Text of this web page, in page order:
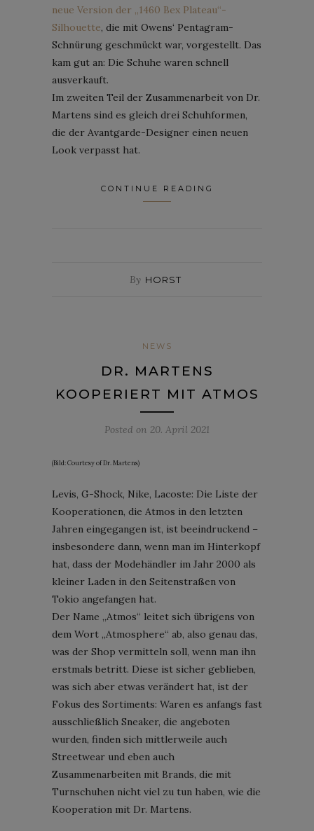
neue Version der „1460 Bex Plateau“-
Silhouette, die mit Owens‘ Pentagram-
Schnürung geschmückt war, vorgestellt. Das
kam gut an: Die Schuhe waren schnell
ausverkauft.
Im zweiten Teil der Zusammenarbeit von Dr.
Martens sind es gleich drei Schuhformen,
die der Avantgarde-Designer einen neuen
Look verpasst hat.
CONTINUE READING
By HORST
NEWS
DR. MARTENS
KOOPERIERT MIT ATMOS
Posted on 20. April 2021
(Bild: Courtesy of Dr. Martens)
Levis, G-Shock, Nike, Lacoste: Die Liste der
Kooperationen, die Atmos in den letzten
Jahren eingegangen ist, ist beeindruckend –
insbesondere dann, wenn man im Hinterkopf
hat, dass der Modehändler im Jahr 2000 als
kleiner Laden in den Seitenstraßen von
Tokio angefangen hat.
Der Name „Atmos“ leitet sich übrigens von
dem Wort „Atmosphere“ ab, also genau das,
was der Shop vermitteln soll, wenn man ihn
erstmals betritt. Diese ist sicher geblieben,
was sich aber etwas verändert hat, ist der
Fokus des Sortiments: Waren es anfangs fast
ausschließlich Sneaker, die angeboten
wurden, finden sich mittlerweile auch
Streetwear und eben auch
Zusammenarbeiten mit Brands, die mit
Turnschuhen nicht viel zu tun haben, wie die
Kooperation mit Dr. Martens.